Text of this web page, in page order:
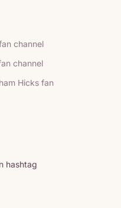
channel
channel
Hicks fan
hashtag